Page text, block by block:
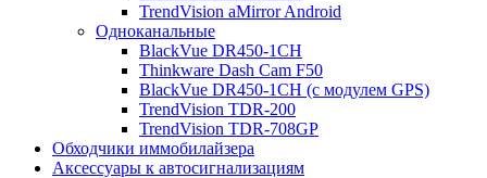
TrendVision aMirror Android
Одноканальные
BlackVue DR450-1CH
Thinkware Dash Cam F50
BlackVue DR450-1CH (с модулем GPS)
TrendVision TDR-200
TrendVision TDR-708GP
Обходчики иммобилайзера
Аксессуары к автосигнализациям